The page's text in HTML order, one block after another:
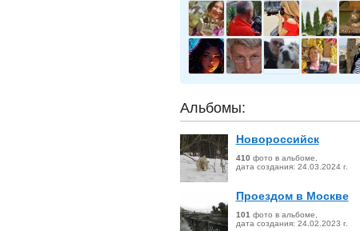
Альбомы:
Новороссийск
410 фото в альбоме,
дата создания: 24.03.2024г.
Проездом в Москве
101 фото в альбоме,
дата создания: 24.02.2023 г.